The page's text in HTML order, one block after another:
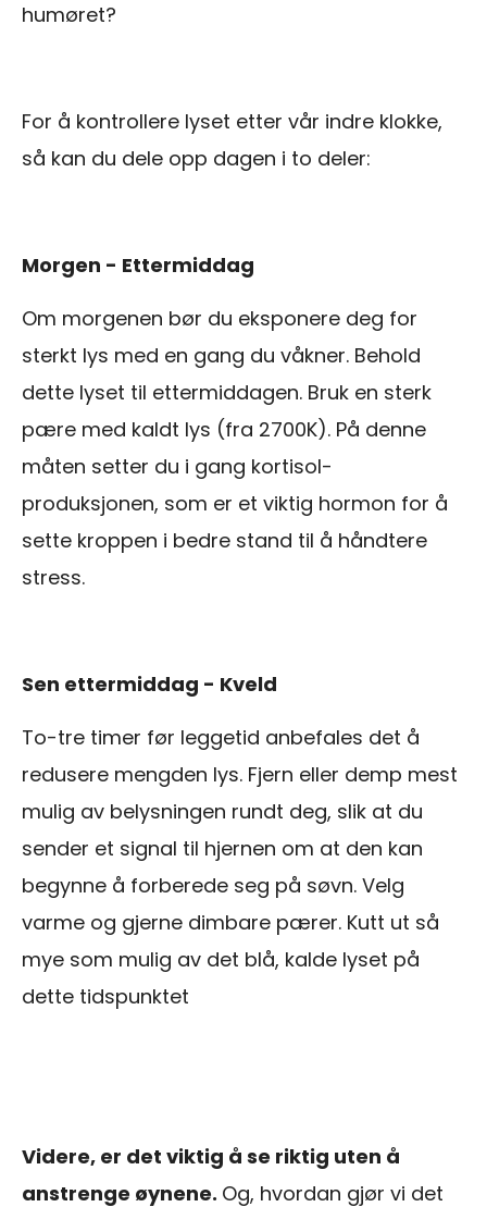
humøret?
For å kontrollere lyset etter vår indre klokke,
så kan du dele opp dagen i to deler:
Morgen - Ettermiddag
Om morgenen bør du eksponere deg for
sterkt lys med en gang du våkner. Behold
dette lyset til ettermiddagen. Bruk en sterk
pære med kaldt lys (fra 2700K). På denne
måten setter du i gang kortisol-
produksjonen, som er et viktig hormon for å
sette kroppen i bedre stand til å håndtere
stress.
Sen ettermiddag - Kveld
To-tre timer før leggetid anbefales det å
redusere mengden lys. Fjern eller demp mest
mulig av belysningen rundt deg, slik at du
sender et signal til hjernen om at den kan
begynne å forberede seg på søvn. Velg
varme og gjerne dimbare pærer. Kutt ut så
mye som mulig av det blå, kalde lyset på
dette tidspunktet
Videre, er det viktig å se riktig uten å
anstrenge øynene. Og, hvordan gjør vi det